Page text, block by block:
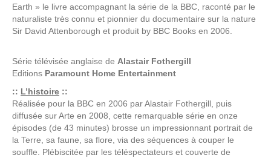
Earth » le livre accompagnant la série de la BBC, raconté par le
naturaliste très connu et pionnier du documentaire sur la nature
Sir David Attenborough et produit by BBC Books en 2006.
Série télévisée anglaise de Alastair Fothergill
Editions Paramount Home Entertainment
:: L’histoire ::
Réalisée pour la BBC en 2006 par Alastair Fothergill, puis
diffusée sur Arte en 2008, cette remarquable série en onze
épisodes (de 43 minutes) brosse un impressionnant portrait de
la Terre, sa faune, sa flore, via des séquences à couper le
souffle. Plébiscitée par les téléspectateurs et couverte de